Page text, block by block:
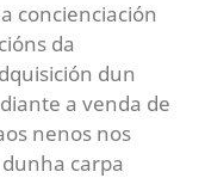
concienciación
da
dun
a venda de
nenos nos
carpa